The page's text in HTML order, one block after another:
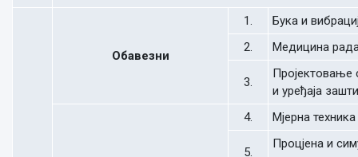
Обавезни
1.
Бука и
2.
Медицина
3.
Пројектовање
и уређаја
4. Мјерна техника
5.
Процјена и